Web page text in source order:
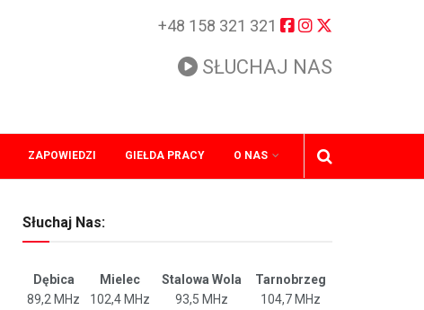
+48 158 321 321
SŁUCHAJ NAS
ZAPOWIEDZI GIEŁDA PRACY O NAS
Słuchaj Nas:
Dębica Mielec Stalowa Wola
Tarnobrzeg
89,2 MHz
102,4 MHz 93,5 MHz 104,7 MHz